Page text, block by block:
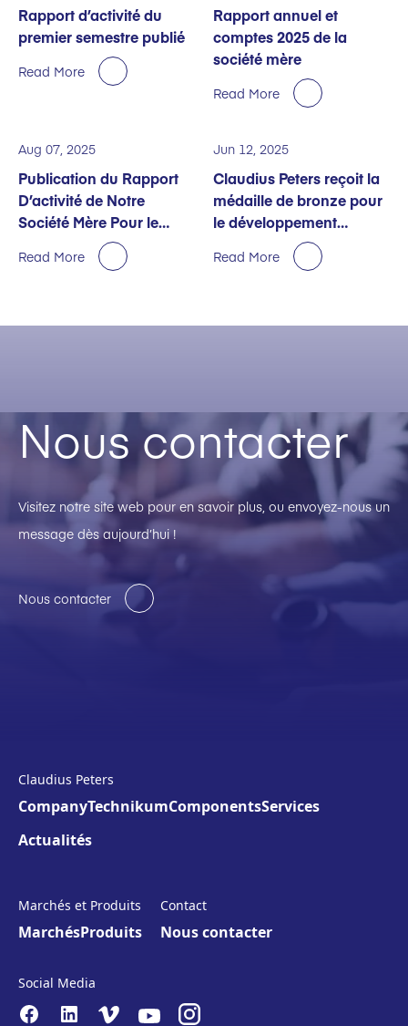
Rapport d’activité du
premier semestre publié
Read More
Rapport annuel et
comptes 2025 de la
société mère
Read More
Aug 07, 2025
Publication du Rapport
D’activité de Notre
Société Mère Pour le
Premier Semestre
Read More
Jun 12, 2025
Claudius Peters reçoit la
médaille de bronze pour
le développement
durable décernée par
EcoVadis
Read More
Nous contacter
Visitez notre site web pour en savoir plus, ou envoyez-nous un
message dès aujourd’hui !
Nous contacter
Claudius Peters
CompanyTechnikumComponentsServices
Actualités
Marchés et Produits
MarchésProduits
Contact
Nous contacter
Social Media